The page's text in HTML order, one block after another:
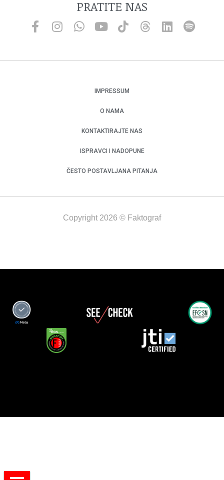
PRATITE NAS
IMPRESSUM
O NAMA
KONTAKTIRAJTE NAS
ISPRAVCI I NADOPUNE
ČESTO POSTAVLJANA PITANJA
Copyright 2026 © Faktograf